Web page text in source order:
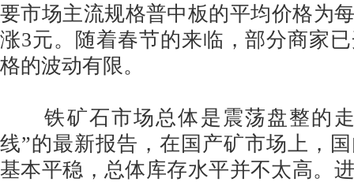
要市场主流规格普中板的平均价格为
涨3元。随着春节的来临，部分商家
格的波动有限。
铁矿石市场总体是震荡盘整的走
线”的最新报告，在国产矿市场上，
基本平稳，总体库存水平并不太高。